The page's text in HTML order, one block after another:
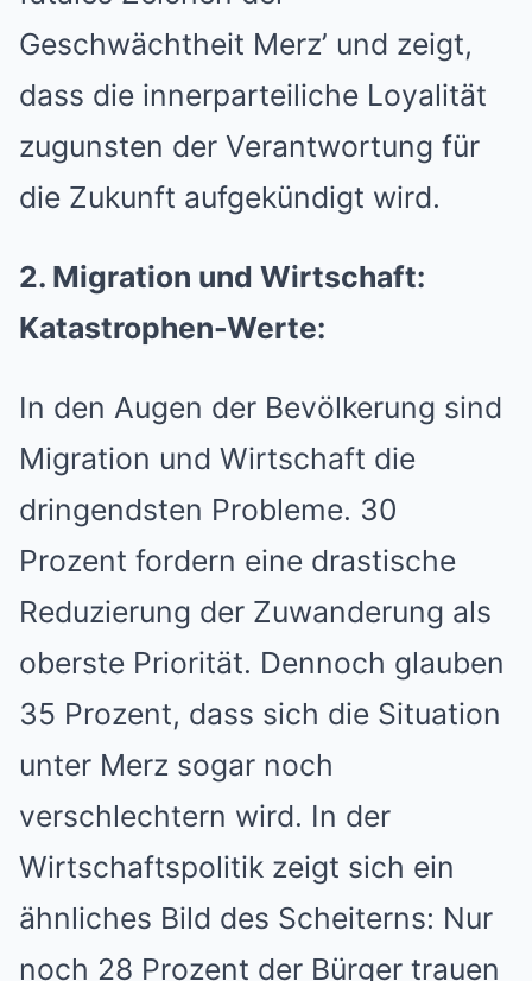
Geschwächtheit Merz’ und zeigt,
dass die innerparteiliche Loyalität
zugunsten der Verantwortung für
die Zukunft aufgekündigt wird.
2. Migration und Wirtschaft:
Katastrophen-Werte:
In den Augen der Bevölkerung sind
Migration und Wirtschaft die
dringendsten Probleme. 30
Prozent fordern eine drastische
Reduzierung der Zuwanderung als
oberste Priorität. Dennoch glauben
35 Prozent, dass sich die Situation
unter Merz sogar noch
verschlechtern wird. In der
Wirtschaftspolitik zeigt sich ein
ähnliches Bild des Scheiterns: Nur
noch 28 Prozent der Bürger trauen